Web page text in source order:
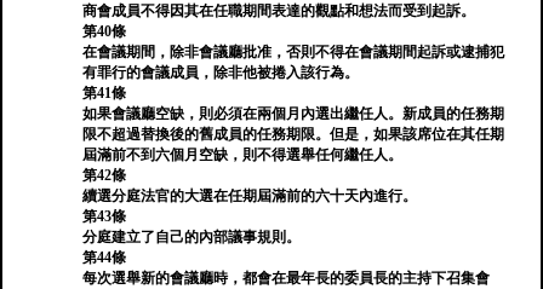
商會成員不得因其在任職期間表達的觀點和想法而受到起訴。
第40條
在會議期間，除非會議廳批准，否則不得在會議期間起訴或逮捕犯
有罪行的會議成員，除非他被捲入該行為。
第41條
如果會議廳空缺，則必須在兩個月內選出繼任人。新成員的任務期
限不超過替換後的舊成員的任務期限。但是，如果該席位在其任期
屆滿前不到六個月空缺，則不得選舉任何繼任人。
第42條
續選分庭法官的大選在任期屆滿前的六十天內進行。
第43條
分庭建立了自己的內部議事規則。
第44條
每次選舉新的會議廳時，都會在最年長的委員長的主持下召集會